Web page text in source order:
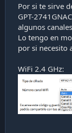
Por si te sirve
GPT-
algunos
Lo tengo en
por si necesito
WiFi 2.4 GHz: